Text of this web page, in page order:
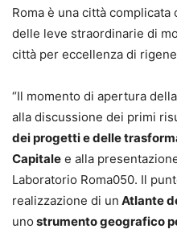
Roma è una città
delle leve straordinarie di
città per eccellenza di
“Il momento di apertura
alla discussione dei primi
dei progetti e delle
Capitale e alla
Laboratorio Roma050. Il
realizzazione di un Atlante
uno strumento geografico